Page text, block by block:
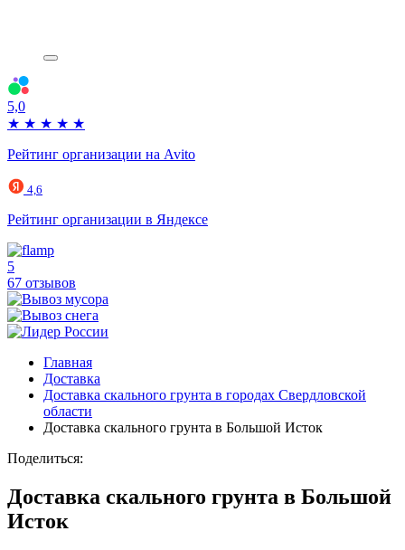
5,0
★ ★ ★ ★ ★
Рейтинг организации на Avito
4,6
Рейтинг организации в Яндексе
5
67 отзывов
Главная
Доставка
Доставка скального грунта в городах Свердловской
области
Доставка скального грунта в Большой Исток
Поделиться:
Доставка скального грунта в Большой
Исток